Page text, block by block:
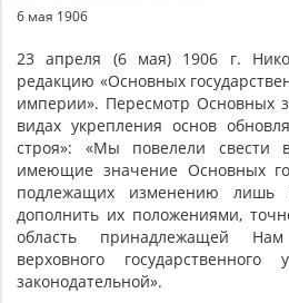
6 мая 1906
23 апреля (6 мая) 1906 г.
редакцию «Основных
империи». Пересмотр Основных
видах укрепления основ
строя»: «Мы повелели свести
имеющие значение Основных
подлежащих изменению
дополнить их положениями,
область принадлежащей
верховного
законодательной».